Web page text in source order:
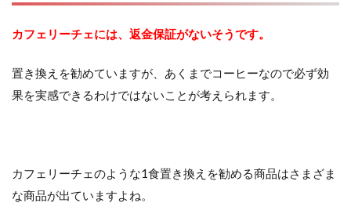
カフェリーチェには、返金保証がないそうです。
置き換えを勧めていますが、あくまでコーヒーなので必ず効
果を実感できるわけではないことが考えられます。
カフェリーチェのような1食置き換えを勧める商品はさまざま
な商品が出ていますよね。